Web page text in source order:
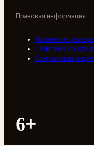
Правовая информация
Условия
Политика
Контактная
6+